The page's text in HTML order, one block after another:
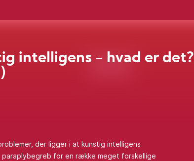
intelligens - hvad er det?
der ligger i at kunstig intelligens
for en række meget forskellige